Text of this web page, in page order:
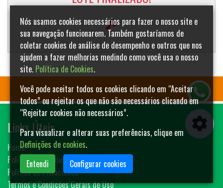
Links Úteis
Home
Política de Cookies
Política de Privacidade
Termos e Condições Gerais de Uso
Nós usamos cookies necessários para fazer o nosso site e
sua navegação funcionarem. Também gostaríamos de
coletar cookies de análise de desempenho e outros que nos
ajudem a fazer melhorias medindo como você usa o nosso
site. Política de Cookies.
Você pode aceitar todos os cookies clicando em “Aceitar
todos” ou rejeitar os que não são necessários clicando em
“Rejeitar cookies não necessários”.
Para visualizar e alterar suas preferências, clique em
Definições de cookies.
Entendi
Configurar cookies